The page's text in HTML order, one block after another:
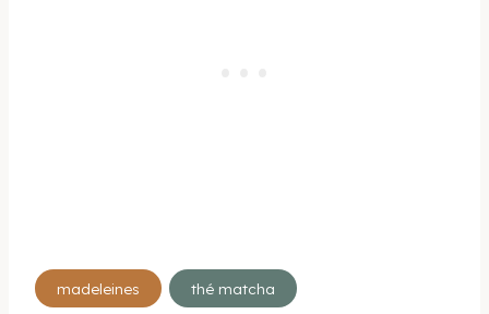
Étiquettes
madeleines thé matcha